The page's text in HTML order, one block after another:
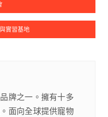
實習基地
牌之一。擁有十多
面向全球提供寵物